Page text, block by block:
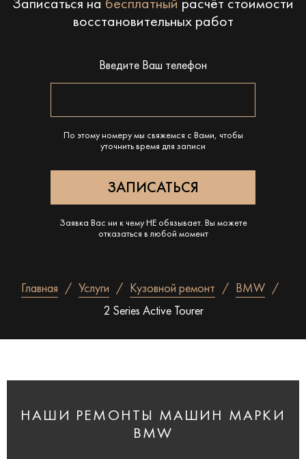
Записаться на бесплатный расчёт стоимости
восстановительных работ
Введите Ваш телефон
По этому номеру мы свяжемся с Вами, чтобы
уточнить время для записи
Заявка Вас ни к чему НЕ обязывает. Вы можете
отказаться в любой момент
Главная Услуги Кузовной ремонт
BMW
2 Series Active Tourer
НАШИ РЕМОНТЫ МАШИН МАРКИ
BMW